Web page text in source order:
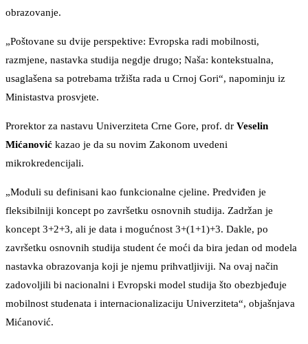
obrazovanje.
„Poštovane su dvije perspektive: Evropska radi mobilnosti,
razmjene, nastavka studija negdje drugo; Naša: kontekstualna,
usaglašena sa potrebama tržišta rada u Crnoj Gori“, napominju iz
Ministastva prosvjete.
Prorektor za nastavu Univerziteta Crne Gore, prof. dr Veselin
Mićanović kazao je da su novim Zakonom uvedeni
mikrokredencijali.
„Moduli su definisani kao funkcionalne cjeline. Predviđen je
fleksibilniji koncept po završetku osnovnih studija. Zadržan je
koncept 3+2+3, ali je data i mogućnost 3+(1+1)+3. Dakle, po
završetku osnovnih studija student će moći da bira jedan od modela
nastavka obrazovanja koji je njemu prihvatljiviji. Na ovaj način
zadovoljili bi nacionalni i Evropski model studija što obezbjeđuje
mobilnost studenata i internacionalizaciju Univerziteta“, objašnjava
Mićanović.